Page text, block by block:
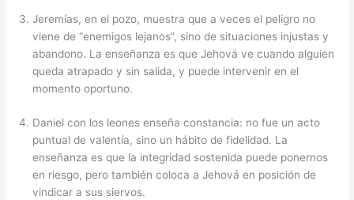
Jeremías, en el pozo, muestra que a veces el peligro no
viene de “enemigos lejanos”, sino de situaciones injustas y
abandono. La enseñanza es que Jehová ve cuando alguien
queda atrapado y sin salida, y puede intervenir en el
momento oportuno.
Daniel con los leones enseña constancia: no fue un acto
puntual de valentía, sino un hábito de fidelidad. La
enseñanza es que la integridad sostenida puede ponernos
en riesgo, pero también coloca a Jehová en posición de
vindicar a sus siervos.